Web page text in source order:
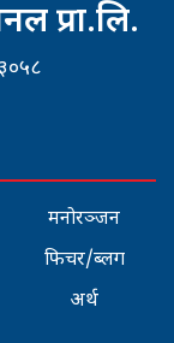
प्रा.लि.
मनोरञ्जन
फिचर/ब्लग
अर्थ